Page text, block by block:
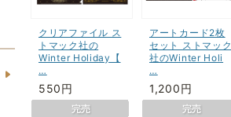
クリアファイル ス
トマック社の
Winter Holiday【
…
550円
アートカード2枚
セット ストマック
社のWinter Holi
…
1,200円